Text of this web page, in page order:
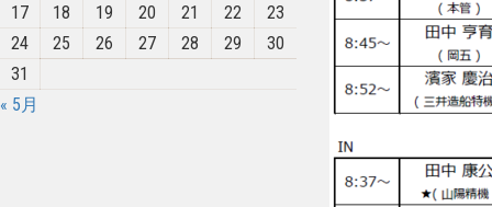
17
18 19 20 21 22
23
24
25 26 27 28 29
30
31
« 5月